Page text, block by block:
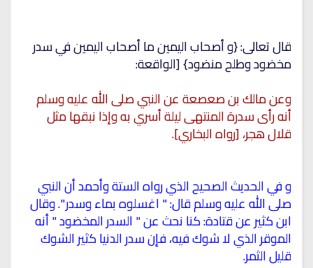
قال تعالى: {و أصحاب اليمين ما أصحاب اليمين في سدر
مخضود وطلح منضود} [الواقعة:
وعن مالك بن صعصعة عن النبي صلى الله عليه وسلم
أنه رأى سدرة المنتهى ليلة أسري به وإذا نبقها مثل
قلال هجر، [رواه البخاري].
و في الحديث الصحيح الذي رواه الستة وأحمد أن النبي
صلى الله عليه وسلم قال: " اغسلوه بماء وسدر ". وقال
ابن كثير عن قتادة: كنا نحث عن " السدر المخضود " أنه
الموقر الذي لا شوك فيه، فإن سدر الدنيا كثير الشوك
قليل الثمر.